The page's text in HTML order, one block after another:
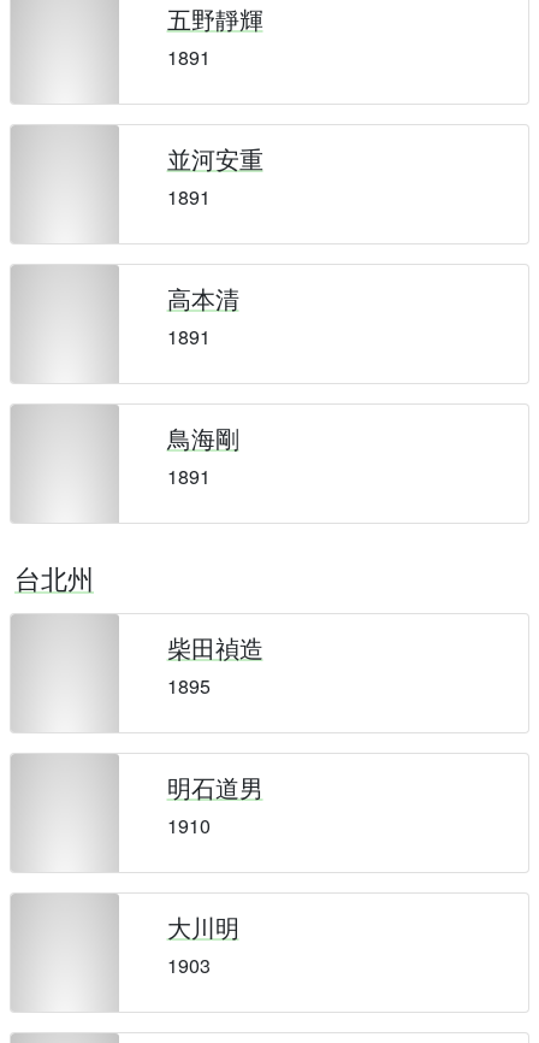
五野靜輝
1891
並河安重
1891
高本清
1891
鳥海剛
1891
台北州
柴田禎造
1895
明石道男
1910
大川明
1903